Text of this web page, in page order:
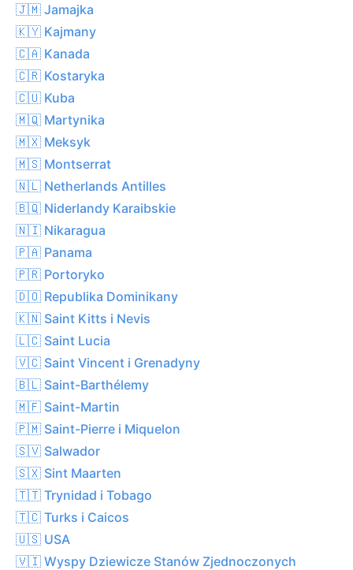
🇯🇲 Jamajka
🇰🇾 Kajmany
🇨🇦 Kanada
🇨🇷 Kostaryka
🇨🇺 Kuba
🇲🇶 Martynika
🇲🇽 Meksyk
🇲🇸 Montserrat
🇳🇱 Netherlands Antilles
🇧🇶 Niderlandy Karaibskie
🇳🇮 Nikaragua
🇵🇦 Panama
🇵🇷 Portoryko
🇩🇴 Republika Dominikany
🇰🇳 Saint Kitts i Nevis
🇱🇨 Saint Lucia
🇻🇨 Saint Vincent i Grenadyny
🇧🇱 Saint-Barthélemy
🇲🇫 Saint-Martin
🇵🇲 Saint-Pierre i Miquelon
🇸🇻 Salwador
🇸🇽 Sint Maarten
🇹🇹 Trynidad i Tobago
🇹🇨 Turks i Caicos
🇺🇸 USA
🇻🇮 Wyspy Dziewicze Stanów Zjednoczonych